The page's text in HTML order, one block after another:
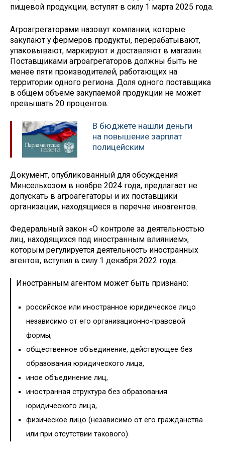
пищевой продукции, вступят в силу 1 марта 2025 года.
Агроагрегаторами назовут компании, которые
закупают у фермеров продукты, перерабатывают,
упаковывают, маркируют и доставляют в магазин.
Поставщиками агроагрегаторов должны быть не
менее пяти производителей, работающих на
территории одного региона. Доля одного поставщика
в общем объеме закупаемой продукции не может
превышать 20 процентов.
В бюджете нашли деньги
на повышение зарплат
полицейским
Документ, опубликованный для обсуждения
Минсельхозом в ноябре 2024 года, предлагает не
допускать в агроагегаторы и их поставщики
организации, находящиеся в перечне иноагентов.
Федеральный закон «О контроле за деятельностью
лиц, находящихся под иностранным влиянием»,
которым регулируется деятельность иностранных
агентов, вступил в силу 1 декабря 2022 года.
Иностранным агентом может быть признано:
российское или иностранное юридическое лицо
независимо от его организационно-правовой
формы,
общественное объединение, действующее без
образования юридического лица,
иное объединение лиц,
иностранная структура без образования
юридического лица,
физическое лицо (независимо от его гражданства
или при отсутствии такового).